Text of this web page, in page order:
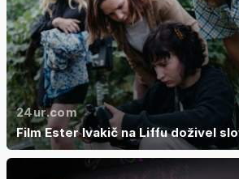
24ur.com
Film Ester Ivakič na Liffu doživel